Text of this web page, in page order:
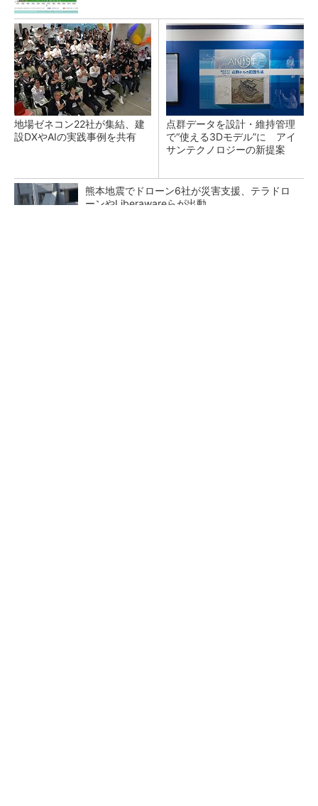
地場ゼネコン22社が集結、建
設DXやAIの実践事例を共有
点群データを設計・維持管理
で“使える3Dモデル”に アイ
サンテクノロジーの新提案
熊本地震でドローン6社が災害支援、テラドロ
ーンやLiberawareらが出動